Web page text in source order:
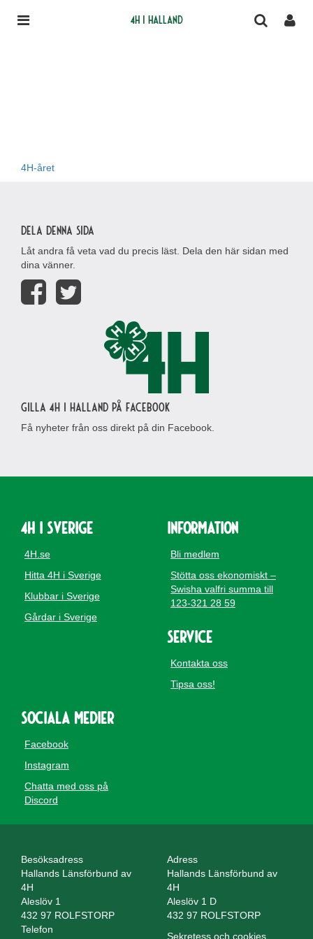
4H i Halland
4H-året
Dela denna sida
Låt andra få veta vad du precis läst. Dela den här sidan med
dina vänner.
Gilla 4H i Halland på Facebook
Få nyheter från oss direkt på din Facebook.
4H i Sverige
4H.se
Hitta 4H i Sverige
Klubbar i Sverige
Gårdar i Sverige
Information
Bli medlem
Stötta oss ekonomiskt –
Swisha valfri summa till
123-321 28 59
Service
Kontakta oss
Tipsa oss!
Sociala medier
Facebook
Instagram
Chatta med oss på
Discord
Besöksadress
Hallands Länsförbund av
4H
Aleslöv 1
432 97 ROLFSTORP
Adress
Hallands Länsförbund av
4H
Aleslöv 1 D
432 97 ROLFSTORP
Telefon
Sekretess och cookies